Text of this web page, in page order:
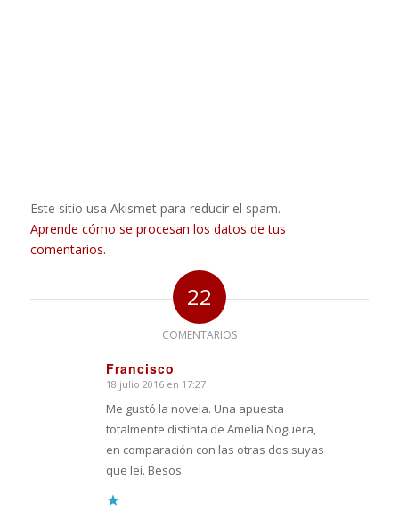
Este sitio usa Akismet para reducir el spam.
Aprende cómo se procesan los datos de tus
comentarios.
22
COMENTARIOS
Francisco
Dice:
18 julio 2016 en 17:27
Me gustó la novela. Una apuesta
totalmente distinta de Amelia Noguera,
en comparación con las otras dos suyas
que leí. Besos.